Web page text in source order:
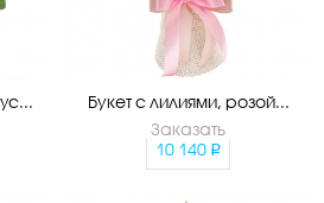
Букет с лилиями, розой...
Заказать
10 140